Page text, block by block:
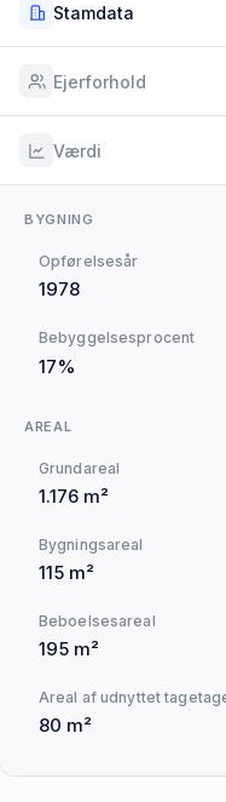
Stamdata
Ejerforhold
Værdi
BYGNING
Opførelsesår
1978
Bebyggelsesprocent
17%
AREAL
Grundareal
1.176 m²
Bygningsareal
115 m²
Beboelsesareal
195 m²
Areal af udnyttet
80 m²